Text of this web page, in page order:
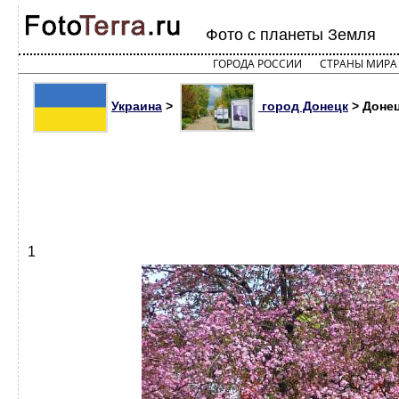
Фото с планеты Земля
ГОРОДА РОССИИ СТРАНЫ МИРА
Украина > город Донецк >
1